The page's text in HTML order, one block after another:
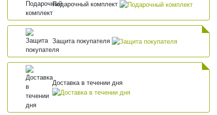
Подарочный комплект
Защита покупателя
Доставка в течении дня